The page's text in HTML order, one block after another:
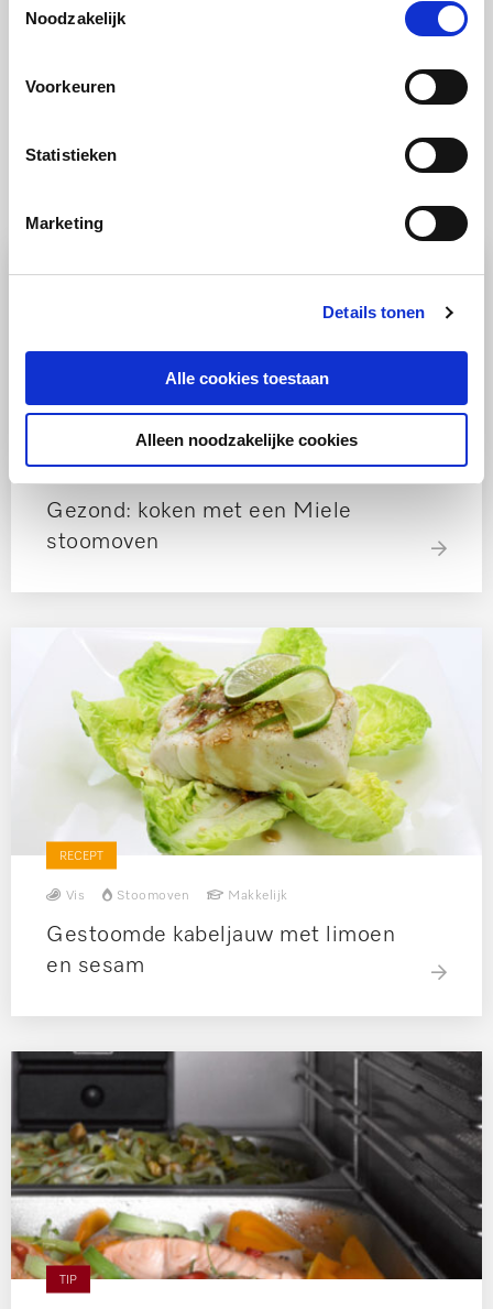
Noodzakelijk
Voorkeuren
Statistieken
Marketing
Details tonen
Alle cookies toestaan
Alleen noodzakelijke cookies
Meer weten over stomen?
TIP
Gezond: koken met een Miele
stoomoven
RECEPT
Vis Stoomoven Makkelijk
Gestoomde kabeljauw met limoen
en sesam
TIP